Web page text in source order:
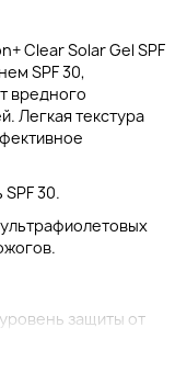
Clear Solar Gel SPF
SPF 30,
вредного
Легкая текстура
30.
защиты от